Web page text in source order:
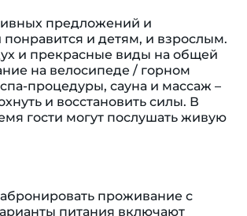
предложений и
понравится и детям, и взрослым.
и прекрасные виды на общей
на велосипеде / горном
процедуры, сауна и массаж –
и восстановить силы. В
гости могут послушать живую
проживание с
питания включают